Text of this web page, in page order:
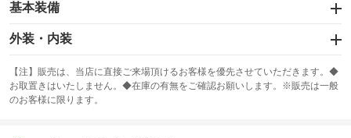
基本装備
エアバッグ：運転席/助手席
：装備あり
：装備あり
サンルーフ
：装備なし ABS
外装・内装
カーナビ：SDナビ
：装備あり
TV：ワンセグ
：装備あり
【注】販売は、当店に直接ご来場頂けるお客様を優先させていただきます。◆
お取置きはいたしません。◆在庫の有無をご確認お願いします。※販売は一般
のお客様に限ります。